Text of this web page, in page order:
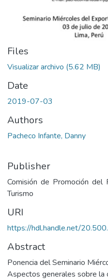
Files
Visualizar archivo (5.62 MB)
Date
2019-07-03
Authors
Pacheco Infante, Danny
Publisher
Comisión de Promoción
Turismo
URI
https://hdl.handle.net/
Abstract
Ponencia del Seminario
Aspectos generales sobre la